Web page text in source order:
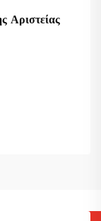
Αριστείας